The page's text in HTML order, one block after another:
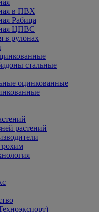
в ПВХ
Рабица
ЦПВС
в рулонах
стальные
оцинкованные
растений